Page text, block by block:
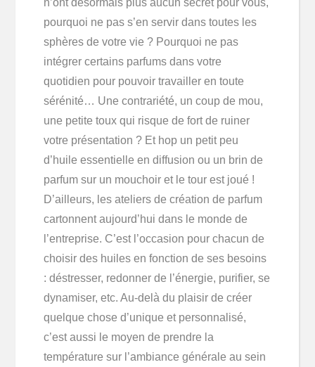
n’ont désormais plus aucun secret pour vous,
pourquoi ne pas s’en servir dans toutes les
sphères de votre vie ? Pourquoi ne pas
intégrer certains parfums dans votre
quotidien pour pouvoir travailler en toute
sérénité… Une contrariété, un coup de mou,
une petite toux qui risque de fort de ruiner
votre présentation ? Et hop un petit peu
d’huile essentielle en diffusion ou un brin de
parfum sur un mouchoir et le tour est joué !
D’ailleurs, les ateliers de création de parfum
cartonnent aujourd’hui dans le monde de
l’entreprise. C’est l’occasion pour chacun de
choisir des huiles en fonction de ses besoins
: déstresser, redonner de l’énergie, purifier, se
dynamiser, etc. Au-delà du plaisir de créer
quelque chose d’unique et personnalisé,
c’est aussi le moyen de prendre la
température sur l’ambiance générale au sein